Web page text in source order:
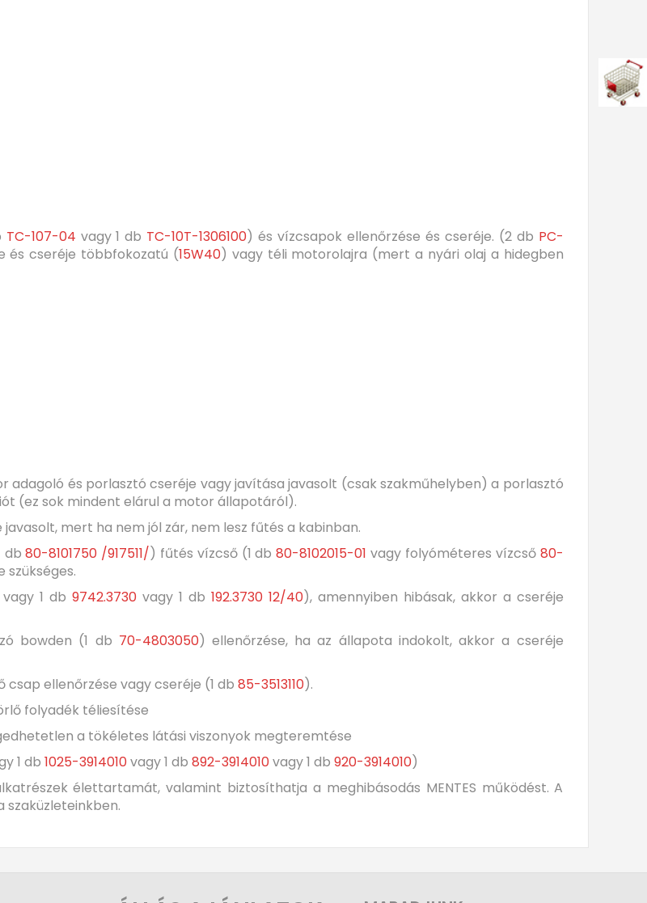
TC-107-04 vagy 1 db TC-10T-1306100) és vízcsapok ellenőrzése és cseréje. (2 db PC-
és cseréje többfokozatú (15W40) vagy téli motorolajra (mert a nyári olaj a hidegben
adagoló és porlasztó cseréje vagy javítása javasolt (csak szakműhelyben) a porlasztó
(ez sok mindent elárul a motor állapotáról).
mert ha nem jól zár, nem lesz fűtés a kabinban.
db80-8101750 /917511/) fűtés vízcső (1 db80-8102015-01 vagy folyóméteres vízcső 80-
szükséges.
vagy 1 db9742.3730 vagy 1 db 192.3730 12/40), amennyiben hibásak, akkor a cseréje
bowden (1 db 70-4803050) ellenőrzése, ha az állapota indokolt, akkor a cseréje
ellenőrzése vagy cseréje (1 db 85-3513110).
folyadék téliesítése
a tökéletes látási viszonyok megteremtése
1 db 1025-3914010vagy 1 db 892-3914010vagy 1 db 920-3914010)
élettartamát, valamint biztosíthatja a meghibásodás MENTES működést. A